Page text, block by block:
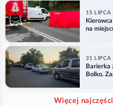
15 LIPCA
na
31 LIPCA
Barierka
Bolko.
Więcej